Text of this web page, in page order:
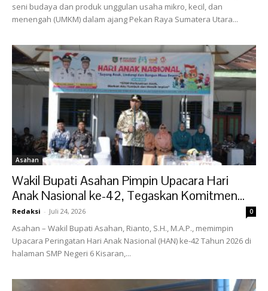
seni budaya dan produk unggulan usaha mikro, kecil, dan
menengah (UMKM) dalam ajang Pekan Raya Sumatera Utara...
Asahan
Wakil Bupati Asahan Pimpin Upacara Hari
Anak Nasional ke-42, Tegaskan Komitmen...
Redaksi - Juli 24, 2026 0
Asahan – Wakil Bupati Asahan, Rianto, S.H., M.A.P., memimpin
Upacara Peringatan Hari Anak Nasional (HAN) ke-42 Tahun 2026 di
halaman SMP Negeri 6 Kisaran,...